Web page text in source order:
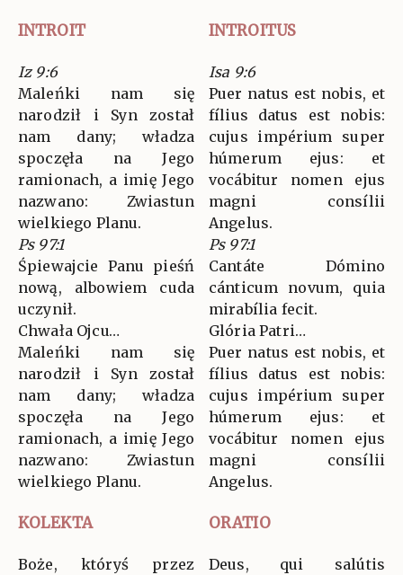
INTROIT INTROITUS
Iz 9:6
Maleńki nam się
narodził i Syn został
nam dany; władza
spoczęła na Jego
ramionach, a imię Jego
nazwano: Zwiastun
wielkiego Planu.
Ps 97:1
Śpiewajcie Panu pieśń
nową, albowiem cuda
uczynił.
Chwała Ojcu…
Maleńki nam się
narodził i Syn został
nam dany; władza
spoczęła na Jego
ramionach, a imię Jego
nazwano: Zwiastun
wielkiego Planu.
Isa 9:6
Puer natus est nobis, et
fílius datus est nobis:
cujus impérium super
húmerum ejus: et
vocábitur nomen ejus
magni consílii
Angelus.
Ps 97:1
Cantáte Dómino
cánticum novum, quia
mirabília fecit.
Glória Patri…
Puer natus est nobis, et
fílius datus est nobis:
cujus impérium super
húmerum ejus: et
vocábitur nomen ejus
magni consílii
Angelus.
KOLEKTA ORATIO
Boże, któryś przez
Deus, qui salútis